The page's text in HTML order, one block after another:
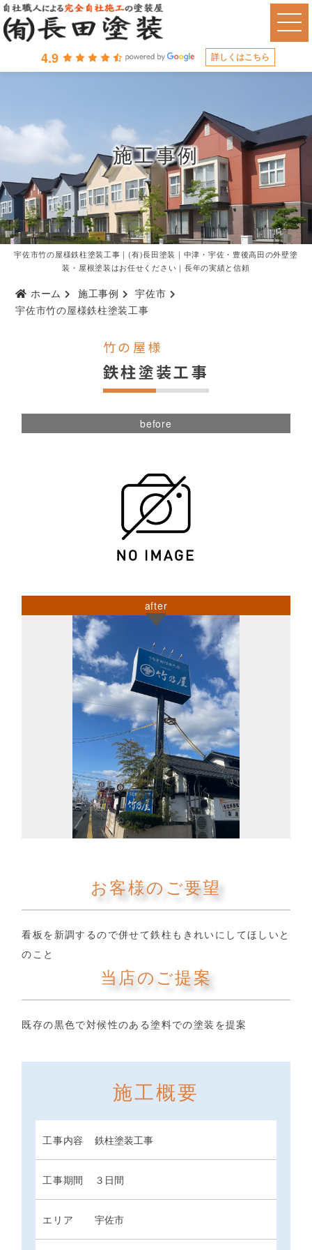
4.9 詳しくはこちら
施工事例
宇佐市竹の屋様鉄柱塗装工事｜(有)長田塗装｜中津・宇佐・豊後高田の外壁塗
装・屋根塗装はお任せください｜長年の実績と信頼
ホーム 施工事例
宇佐市
宇佐市竹の屋様鉄柱塗装工事
竹の屋様
鉄柱塗装工事
before
after
お客様のご要望
看板を新調するので併せて鉄柱もきれいにしてほしいと
のこと
当店のご提案
既存の黒色で対候性のある塗料での塗装を提案
施工概要
工事内容 鉄柱塗装工事
工事期間 ３日間
エリア 宇佐市